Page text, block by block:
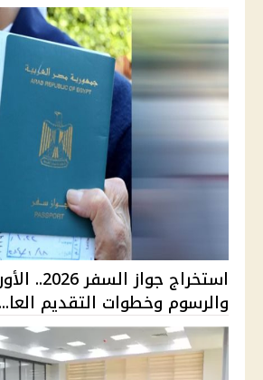
استخراج
والرسوم وخطوات التقديم العا...